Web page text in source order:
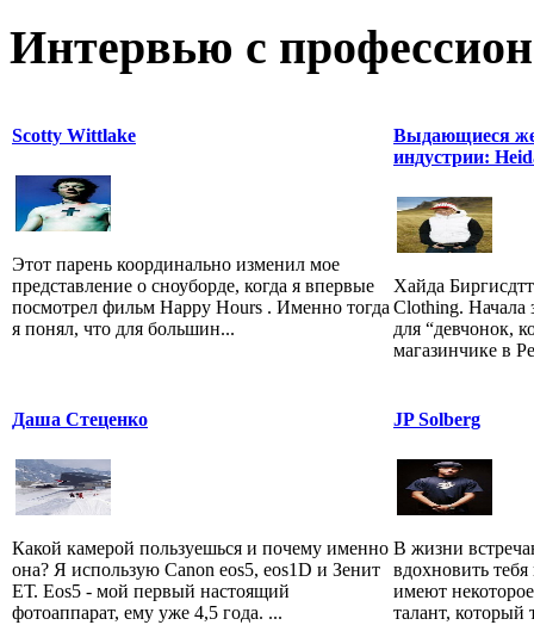
Интервью с
Scotty Wittlake
Этот парень координально изменил мое
представление о сноуборде, когда я впервые
посмотрел фильм Happy Hours . Именно тогда
я понял, что для большин...
Выдающиеся
индустрии:
Хайда
Clothing. Начала
для “девчонок,
магазинчике в
Даша Стеценко
Какой камерой пользуешься и почему именно
она? Я использую Canon eos5, eos1D и Зенит
ЕТ. Eos5 - мой первый настоящий
фотоаппарат, ему уже 4,5 года. ...
JP Solberg
В жизни
вдохновить
имеют
талант, который